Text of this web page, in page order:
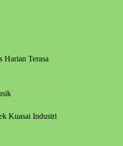
Terasa
Kuasai Industri